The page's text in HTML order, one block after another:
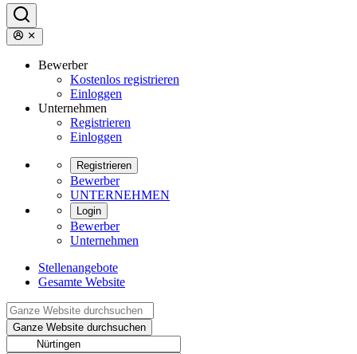
Bewerber
Kostenlos registrieren
Einloggen
Unternehmen
Registrieren
Einloggen
Registrieren
Bewerber
UNTERNEHMEN
Login
Bewerber
Unternehmen
Stellenangebote
Gesamte Website